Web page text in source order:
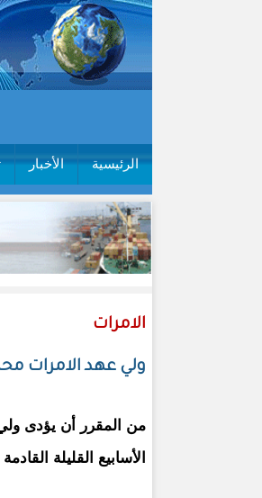
الرئيسية الأخبار
الامرات
ولي عهد الامرات
من المقرر أن يؤدى
الأسابيع القليلة